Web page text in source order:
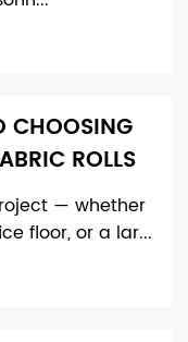
CHOOSING
ROLLS
— whether
floor, or a lar...